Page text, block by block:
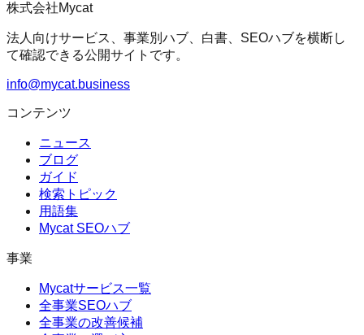
株式会社Mycat
法人向けサービス、事業別ハブ、白書、SEOハブを横断し
て確認できる公開サイトです。
info@mycat.business
コンテンツ
ニュース
ブログ
ガイド
検索トピック
用語集
Mycat SEOハブ
事業
Mycatサービス一覧
全事業SEOハブ
全事業の改善候補